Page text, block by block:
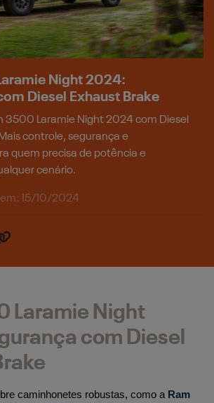
Night 2024:
Diesel Exhaust Brake
3500 Laramie Night 2024 com Diesel
controle, segurança e
quem precisa de potência e
cenário.
15/10/2024
Laramie Night
com Diesel
caminhonetes robustas, como a Ram